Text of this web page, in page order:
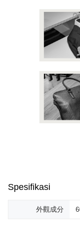
Spesifikasi
外觀成分